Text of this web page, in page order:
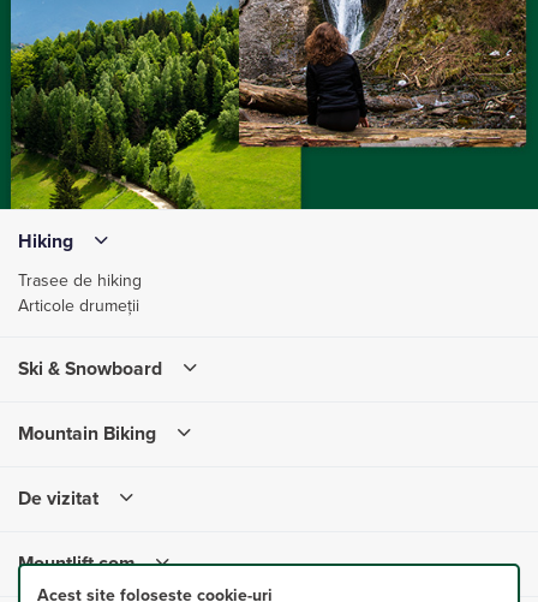
Hiking
Trasee de hiking
Articole drumeții
Ski & Snowboard
Mountain Biking
De vizitat
Mountlift.com
Acest site folosește cookie-uri